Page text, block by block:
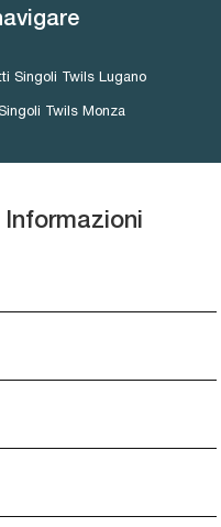
Singoli Twils Lugano
Twils Monza
Informazioni